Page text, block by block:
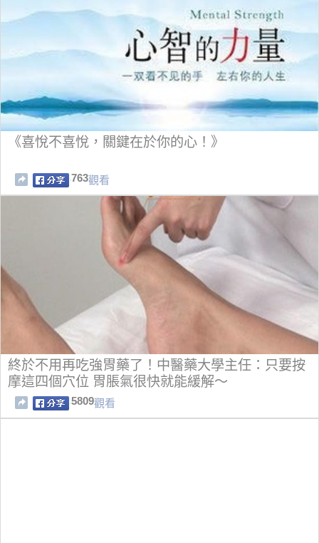
《喜悅不喜悅，關鍵在於你的心！》
763觀看
終於不用再吃強胃藥了！中醫藥大學主任：只要按
摩這四個穴位 胃脹氣很快就能緩解～
5809觀看